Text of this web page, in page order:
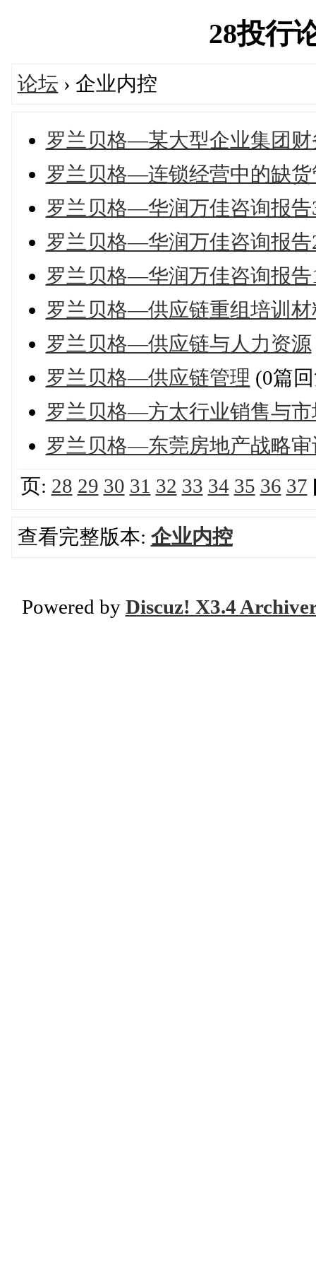
28投行
论坛 › 企业内控
罗兰贝格—某大型企业集团财
罗兰贝格—连锁经营中的缺货
罗兰贝格—华润万佳咨询报告
罗兰贝格—华润万佳咨询报告
罗兰贝格—华润万佳咨询报告
罗兰贝格—供应链重组培训材
罗兰贝格—供应链与人力资源
罗兰贝格—供应链管理 (0篇
罗兰贝格—方太行业销售与
罗兰贝格—东莞房地产战略审
页: 28 29 30 31 32 33 34 35 36 37
查看完整版本: 企业内控
Powered by Discuz! X3.4